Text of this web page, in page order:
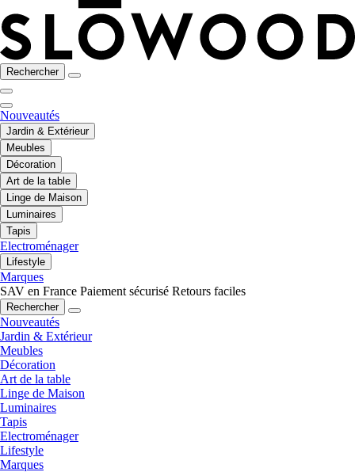
Rechercher
Nouveautés
Jardin & Extérieur
Meubles
Décoration
Art de la table
Linge de Maison
Luminaires
Tapis
Electroménager
Lifestyle
Marques
SAV en France Paiement sécurisé Retours faciles
Rechercher
Nouveautés
Jardin & Extérieur
Meubles
Décoration
Art de la table
Linge de Maison
Luminaires
Tapis
Electroménager
Lifestyle
Marques